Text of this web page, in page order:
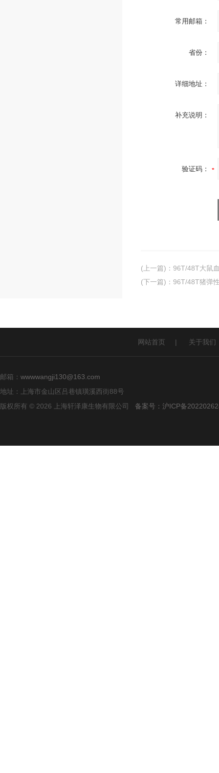
常用邮箱：
省份：
详细地址：
补充说明：
验证码：
(上一篇) ： 96T/48T大鼠
(下一篇) ： 96T/48T猪弹
网站首页 | 关于我们
邮箱： wwwwangji130@163.com
地址：上海市金山区吕巷镇璜溪西街88号
版权所有 © 2026 上海轩泽康生物有限公司 备案号：沪ICP备